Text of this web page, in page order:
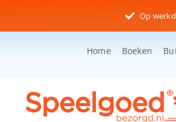
inhoud
Op
Home Boeken